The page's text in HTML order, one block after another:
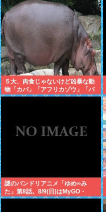
５大、肉食じゃないけど凶暴な動
物「カバ」「アフリカゾウ」「バ
ッファロー」「コーカサスオオカ
謎のバンドリアニメ「ゆめ∞み
た」第8話。8/9(日)はMyGO・
RAS出演のLuckyFes’26を無料配